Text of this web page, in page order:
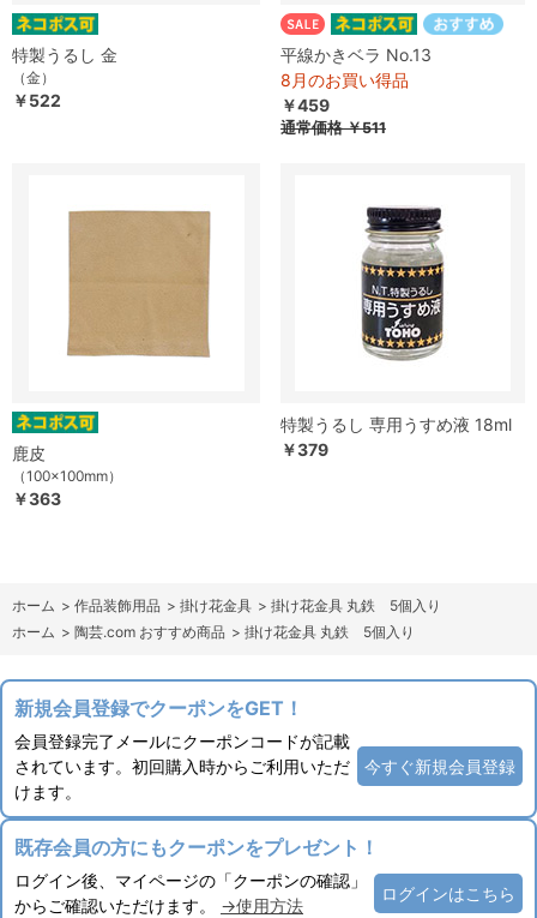
特製うるし 金
（金）
￥522
平線かきベラ No.13
8月のお買い得品
￥459
通常価格￥511
鹿皮
（100×100mm）
￥363
特製うるし 専用うすめ液 18ml
￥379
ホーム > 作品装飾用品 > 掛け花金具 > 掛け花金具 丸鉄 5個入り
ホーム > 陶芸.com おすすめ商品 > 掛け花金具 丸鉄 5個入り
新規会員登録でクーポンをGET！
会員登録完了メールにクーポンコードが記載
されています。初回購入時からご利用いただ
けます。
今すぐ新規会員登録
既存会員の方にもクーポンをプレゼント！
ログイン後、マイページの「クーポンの確認」
からご確認いただけます。 →使用方法
ログインはこちら